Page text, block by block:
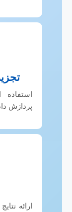
استفاده
پردازش
ارائه